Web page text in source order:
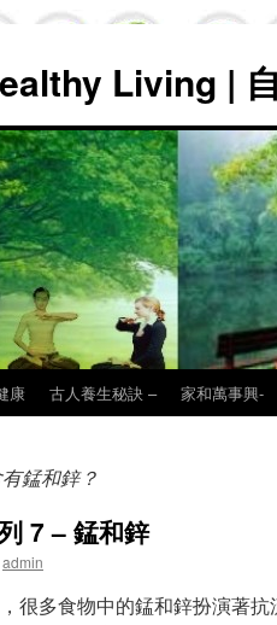
Living |
康 古人養生秘訣 – 家和萬事興-
錳和鋅？
7 – 錳和鋅
admin
很多食物中的錳和鋅扮演著